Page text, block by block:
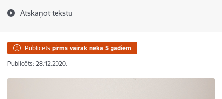
Atskaņot tekstu
Publicēts pirms vairāk nekā 5 gadiem
Publicēts: 28.12.2020.